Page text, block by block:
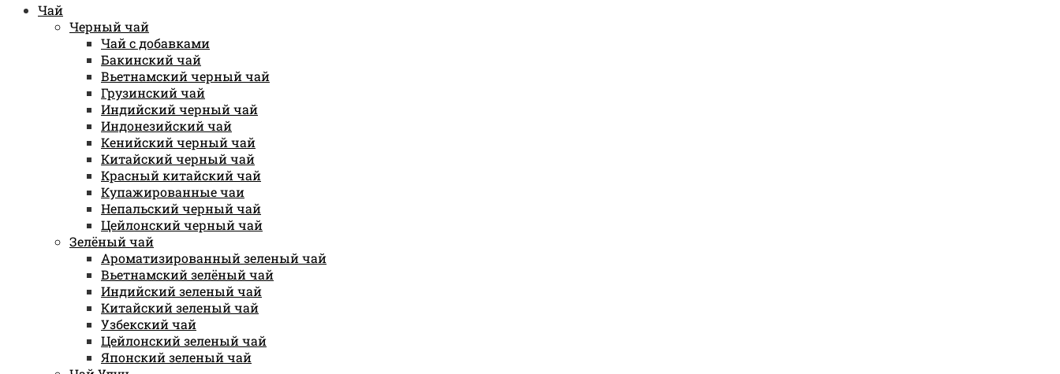
Чай
Черный чай
Чай с добавками
Бакинский чай
Вьетнамский черный чай
Грузинский чай
Индийский черный чай
Индонезийский чай
Кенийский черный чай
Китайский черный чай
Красный китайский чай
Купажированные чаи
Непальский черный чай
Цейлонский черный чай
Зелёный чай
Ароматизированный зеленый чай
Вьетнамский зелёный чай
Индийский зеленый чай
Китайский зеленый чай
Узбекский чай
Цейлонский зеленый чай
Японский зеленый чай